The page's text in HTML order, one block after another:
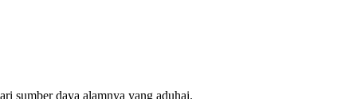
sumber daya alamnya yang aduhai.